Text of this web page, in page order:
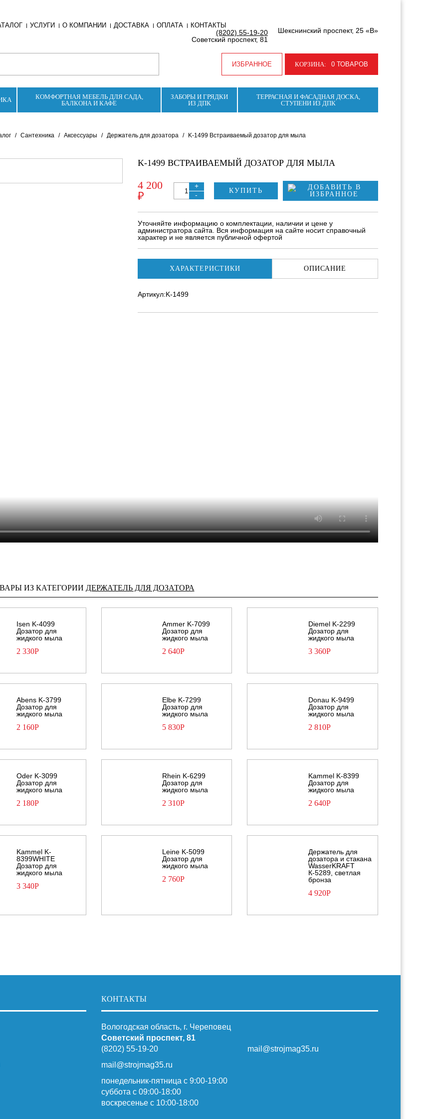
УСЛУГИ О КОМПАНИИ ДОСТАВКА ОПЛАТА КОНТАКТЫ
Шекснинский проспект, 25 «В»
(8202) 55-19-20
Советский проспект, 81
ИЗБРАННОЕ КОРЗИНА: 0 ТОВАРОВ
КОМФОРТНАЯ МЕБЕЛЬ ДЛЯ САДА,
БАЛКОНА И КАФЕ
ЗАБОРЫ И ГРЯДКИ
ИЗ ДПК
ТЕРРАСНАЯ И ФАСАДНАЯ ДОСКА,
СТУПЕНИ ИЗ ДПК
/ Сантехника / Аксессуары / Держатель для дозатора / K-1499 Встраиваемый дозатор для мыла
K-1499 ВСТРАИВАЕМЫЙ ДОЗАТОР ДЛЯ МЫЛА
4 200
₽
+
-
КУПИТЬ
Уточняйте информацию о комплектации, наличии и цене у
администратора сайта. Вся информация на сайте носит справочный
характер и не является публичной офертой
ХАРАКТЕРИСТИКИ ОПИСАНИЕ
Артикул:K-1499
ИЗ КАТЕГОРИИ ДЕРЖАТЕЛЬ ДЛЯ ДОЗАТОРА
Isen K-4099
Дозатор для
жидкого мыла
2 330Р
Ammer K-7099
Дозатор для
жидкого мыла
2 640Р
Diemel K-2299
Дозатор для
жидкого мыла
3 360Р
Abens K-3799
Дозатор для
жидкого мыла
2 160Р
Elbe K-7299
Дозатор для
жидкого мыла
5 830Р
Donau K-9499
Дозатор для
жидкого мыла
2 810Р
Oder K-3099
Дозатор для
жидкого мыла
2 180Р
Rhein K-6299
Дозатор для
жидкого мыла
2 310Р
Kammel K-8399
Дозатор для
жидкого мыла
2 640Р
Kammel K-
8399WHITE
Дозатор для
жидкого мыла
3 340Р
Leine K-5099
Дозатор для
жидкого мыла
2 760Р
Держатель для
дозатора и стакана
WasserKRAFT
К-5289, светлая
бронза
4 920Р
КОНТАКТЫ
Вологодская область, г. Череповец
Советский проспект, 81
(8202) 55-19-20
mail@strojmag35.ru
понедельник-пятница с 9:00-19:00
суббота c 09:00-18:00
воскресенье с 10:00-18:00
mail@strojmag35.ru